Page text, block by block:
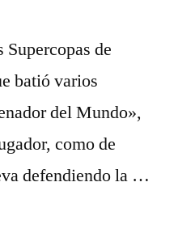
Supercopas de
batió varios
del Mundo»,
como de
defendiendo la …